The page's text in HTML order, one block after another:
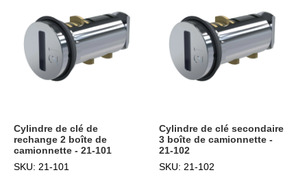
Cylindre de clé de
rechange 2 boîte de
camionnette - 21-101
SKU: 21-101
Cylindre de clé secondaire
3 boîte de camionnette -
21-102
SKU: 21-102